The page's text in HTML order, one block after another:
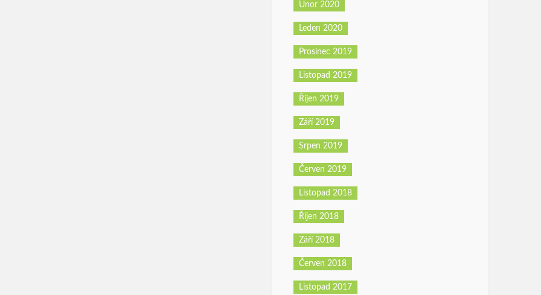
Únor 2020
Leden 2020
Prosinec 2019
Listopad 2019
Říjen 2019
Září 2019
Srpen 2019
Červen 2019
Listopad 2018
Říjen 2018
Září 2018
Červen 2018
Listopad 2017